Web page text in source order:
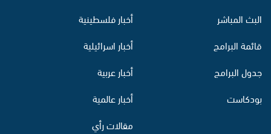
البث المباشر
قائمة البرامج
جدول البرامج
بودكاست
أخبار فلسطينية
أخبار اسرائيلية
أخبار عربية
أخبار عالمية
مقالات رأي